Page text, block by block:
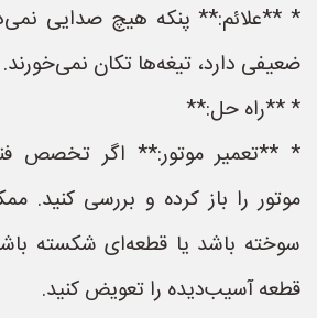
* **علائم:** پنکه هیچ صدایی
ضعیفی دارد، تیغه‌ها تکان نمی‌خورند.
* **راه حل:**
* **تعمیر موتور:** اگر تخصص فنی
موتور را باز کرده و بررسی کنید.
سوخته باشد یا قطعه‌ای شکسته
قطعه آسیب‌دیده را تعویض کنید.